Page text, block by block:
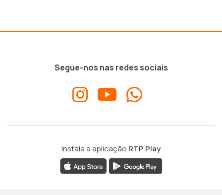
Segue-nos nas redes sociais
Instala a aplicação RTP Play